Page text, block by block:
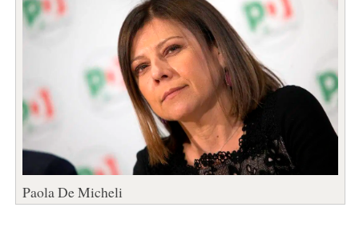
Paola De Micheli